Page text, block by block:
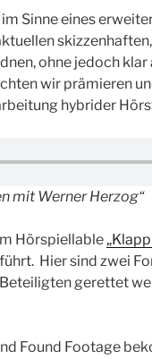
im Sinne eines
ohne jedoch
wir prämieren
hybrider
mit Werner Herzog“
Hörspiellable
Hier sind zwei
gerettet
Found Footage